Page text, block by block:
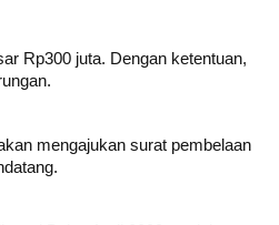
Rp300 juta. Dengan ketentuan,
mengajukan surat pembelaan